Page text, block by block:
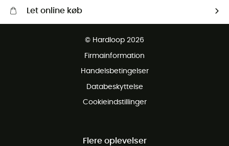
Let online køb
© Hardloop 2026
Firmainformation
Handelsbetingelser
Databeskyttelse
Cookieindstillinger
Flere oplevelser